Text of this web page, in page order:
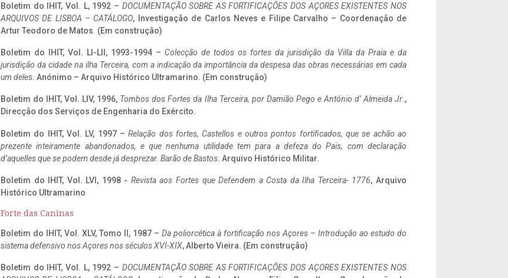
Boletim do IHIT, Vol. L, 1992 – DOCUMENTAÇÃO SOBRE AS FORTIFICAÇÕES DOS AÇORES EXISTENTES NOS
ARQUIVOS DE LISBOA – CATÁLOGO, Investigação de Carlos Neves e Filipe Carvalho – Coordenação de
Artur Teodoro de Matos. (Em construção)
Boletim do IHIT, Vol. LI-LII, 1993-1994 – Colecção de todos os fortes da jurisdição da Villa da Praia e da
jurisdição da cidade na ilha Terceira, com a indicação da importância da despesa das obras necessárias em cada
um deles. Anónimo – Arquivo Histórico Ultramarino. (Em construção)
Boletim do IHIT, Vol. LIV, 1996, Tombos dos Fortes da Ilha Terceira, por Damião Pego e António d’ Almeida Jr.,
Direcção dos Serviços de Engenharia do Exército.
Boletim do IHIT, Vol. LV, 1997 –Relação dos fortes, Castellos e outros pontos fortificados, que se achão ao
prezente inteiramente abandonados, e que nenhuma utilidade tem para a defeza do Pais, com declaração
d’aquelles que se podem desde já desprezar. Barão de Bastos. Arquivo Histórico Militar.
Boletim do IHIT, Vol. LVI, 1998 - Revista aos Fortes que Defendem a Costa da Ilha Terceira- 1776, Arquivo
Histórico Ultramarino
Forte das Caninas
Boletim do IHIT, Vol. XLV, Tomo II, 1987 – Da poliorcética à fortificação nos Açores – Introdução ao estudo do
sistema defensivo nos Açores nos séculos XVI-XIX, Alberto Vieira. (Em construção)
Boletim do IHIT, Vol. L, 1992 – DOCUMENTAÇÃO SOBRE AS FORTIFICAÇÕES DOS AÇORES EXISTENTES NOS